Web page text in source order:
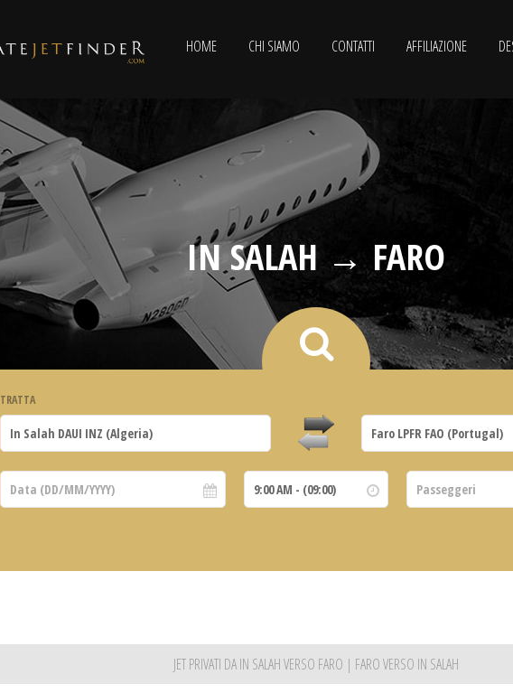
HOME CHI SIAMO CONTATTI AFFILIAZIONE
IN SALAH → FARO
TRATTA
JET PRIVATI DA IN SALAH VERSO FARO | FARO VERSO IN SALAH